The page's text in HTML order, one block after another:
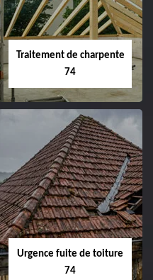
Traitement de charpente
74
Urgence fuite de toiture
74